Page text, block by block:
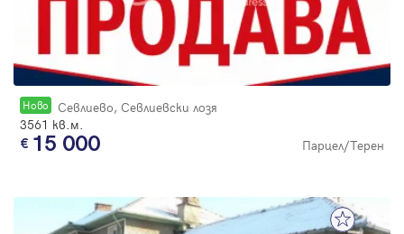
Новo
Севлиево, Севлиевски лозя
3561 кв.м.
15 000 Парцел/Терен